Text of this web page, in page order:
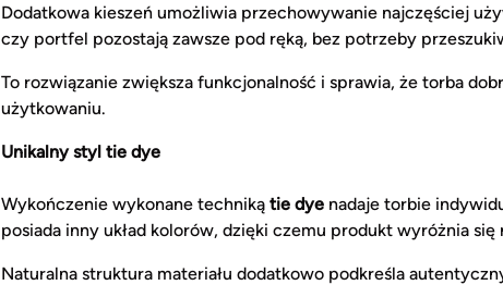
Dodatkowa kieszeń umożliwia przechowywanie najczęściej
czy portfel pozostają zawsze pod ręką, bez potrzeby
To rozwiązanie zwiększa funkcjonalność i sprawia, że torba
użytkowaniu.
Unikalny styl tie dye
Wykończenie wykonane techniką tie dye nadaje torbie
posiada inny układ kolorów, dzięki czemu produkt wyróżnia
Naturalna struktura materiału dodatkowo podkreśla